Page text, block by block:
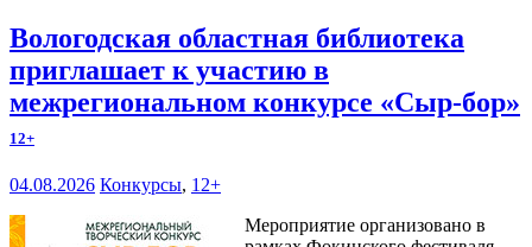
Вологодская областная библиотека
приглашает к участию в
межрегиональном конкурсе «Сыр-бор»
12+
04.08.2026 Конкурсы, 12+
Мероприятие организовано в